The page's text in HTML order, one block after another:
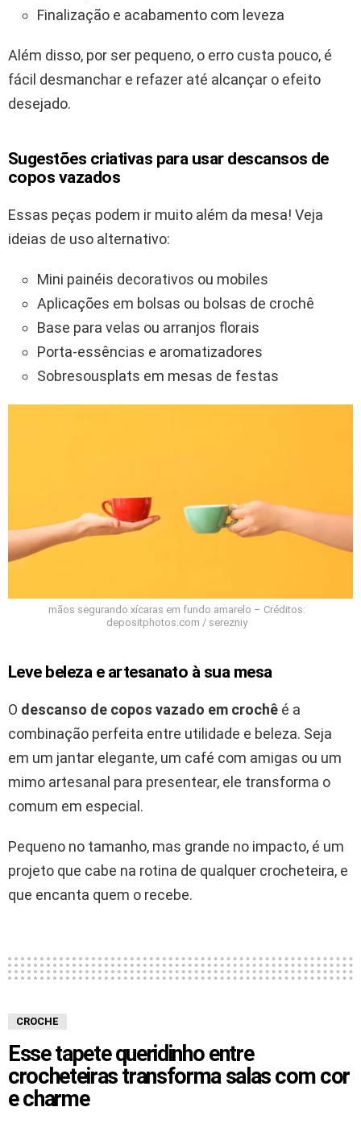
Finalização e acabamento com leveza
Além disso, por ser pequeno, o erro custa pouco, é
fácil desmanchar e refazer até alcançar o efeito
desejado.
Sugestões criativas para usar descansos de
copos vazados
Essas peças podem ir muito além da mesa! Veja
ideias de uso alternativo:
Mini painéis decorativos ou mobiles
Aplicações em bolsas ou bolsas de crochê
Base para velas ou arranjos florais
Porta-essências e aromatizadores
Sobresousplats em mesas de festas
mãos segurando xícaras em fundo amarelo – Créditos:
depositphotos.com / serezniy
Leve beleza e artesanato à sua mesa
O descanso de copos vazado em crochê é a
combinação perfeita entre utilidade e beleza. Seja
em um jantar elegante, um café com amigas ou um
mimo artesanal para presentear, ele transforma o
comum em especial.
Pequeno no tamanho, mas grande no impacto, é um
projeto que cabe na rotina de qualquer crocheteira, e
que encanta quem o recebe.
CROCHE
Esse tapete queridinho entre
crocheteiras transforma salas com cor
e charme